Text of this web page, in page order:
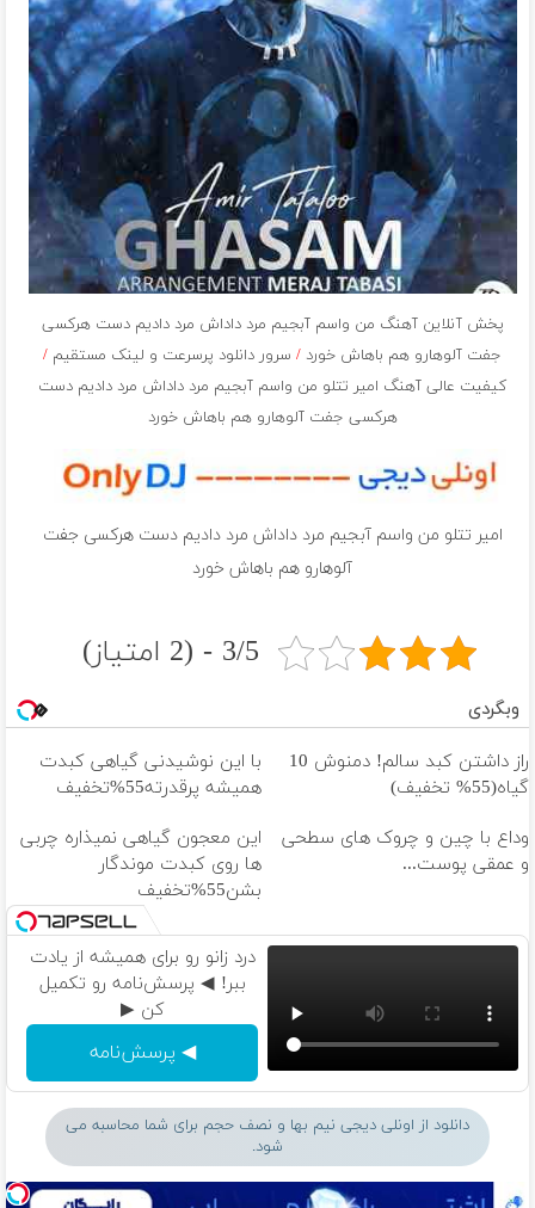
پخش آنلاین آهنگ من واسم آبجیم مرد داداش مرد دادیم دست هرکسی
جفت آلوهارو هم باهاش خورد /سرور دانلود پرسرعت و لینک مستقیم /
کیفیت عالی آهنگ امیر تتلو من واسم آبجیم مرد داداش مرد دادیم دست
هرکسی جفت آلوهارو هم باهاش خورد
امیر تتلو من واسم آبجیم مرد داداش مرد دادیم دست هرکسی جفت
آلوهارو هم باهاش خورد
3/5 - (2 امتیاز)
وبگردی
راز داشتن کبد سالم! دمنوش 10
گیاه(55% تخفیف)
با این نوشیدنی گیاهی کبدت
همیشه پرقدرته55%تخفیف
وداع با چین و چروک های سطحی
و عمقی پوست...
این معجون گیاهی نمیذاره چربی
ها روی کبدت موندگار
بشن55%تخفیف
درد زانو رو برای همیشه از یادت
ببر! ◀ پرسش‌نامه رو تکمیل
کن ▶
◀ پرسش‌نامه
دانلود از اونلی دیجی نیم بها و نصف حجم برای شما محاسبه می
شود.